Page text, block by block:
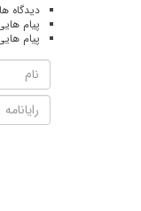
دیدگاه
پیام
پیام